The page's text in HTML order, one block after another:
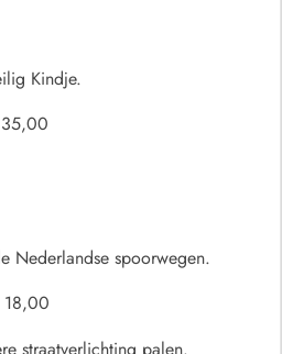
Kindje.
Nederlandse spoorwegen.